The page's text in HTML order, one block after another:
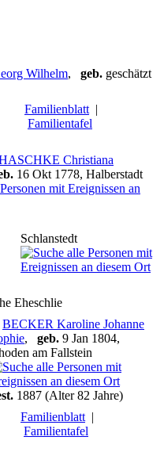
Wilhelm, geb. geschätzt
Familienblatt |
Familientafel
Christiana
16 Okt 1778, Halberstadt
Schlanstedt
Eheschlie
BECKER Karoline Johanne
, geb. 9 Jan 1804,
am Fallstein
1887 (Alter 82 Jahre)
Familienblatt |
Familientafel